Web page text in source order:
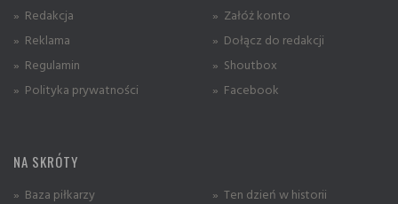
» Redakcja
» Reklama
» Regulamin
» Polityka prywatności
» Załóż konto
» Dołącz do redakcji
» Shoutbox
» Facebook
NA SKRÓTY
» Baza piłkarzy
» Ten dzień w historii